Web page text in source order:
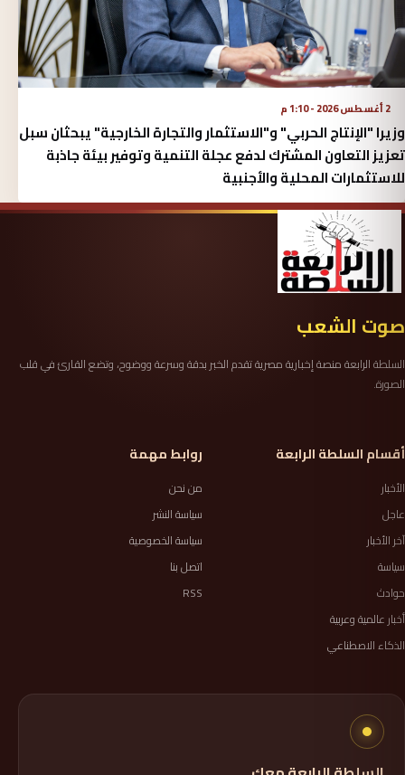
2 أغسطس 2026 - 1:10 م
وزيرا "الإنتاج الحربي" و"الاستثمار والتجارة الخارجية" يبحثان سبل
تعزيز التعاون المشترك لدفع عجلة التنمية وتوفير بيئة جاذبة
للاستثمارات المحلية والأجنبية
صوت الشعب
السلطة الرابعة منصة إخبارية مصرية تقدم الخبر بدقة وسرعة ووضوح، وتضع القارئ في قلب
الصورة.
أقسام السلطة الرابعة
الأخبار
عاجل
آخر الأخبار
سياسة
حوادث
أخبار عالمية وعربية
الذكاء الاصطناعي
روابط مهمة
من نحن
سياسة النشر
سياسة الخصوصية
اتصل بنا
RSS